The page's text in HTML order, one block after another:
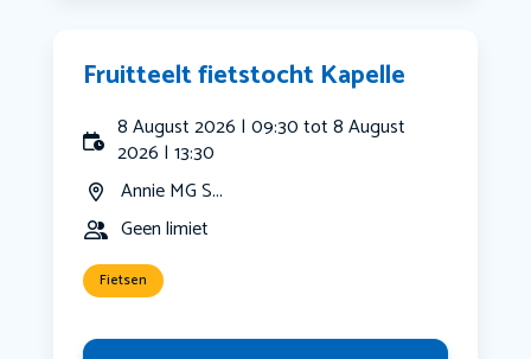
Fruitteelt fietstocht Kapelle
8 August 2026 | 09:30 tot 8 August
2026 | 13:30
Annie MG S...
Geen limiet
Fietsen